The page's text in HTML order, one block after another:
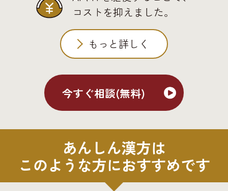
コストを抑えました。
もっと詳しく
今すぐ相談(無料)
あんしん漢方は
このような方におすすめです